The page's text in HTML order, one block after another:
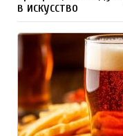
в искусство